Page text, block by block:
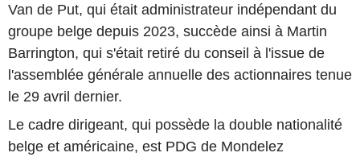
Van de Put, qui était administrateur indépendant du
groupe belge depuis 2023, succède ainsi à Martin
Barrington, qui s'était retiré du conseil à l'issue de
l'assemblée générale annuelle des actionnaires tenue
le 29 avril dernier.
Le cadre dirigeant, qui possède la double nationalité
belge et américaine, est PDG de Mondelez